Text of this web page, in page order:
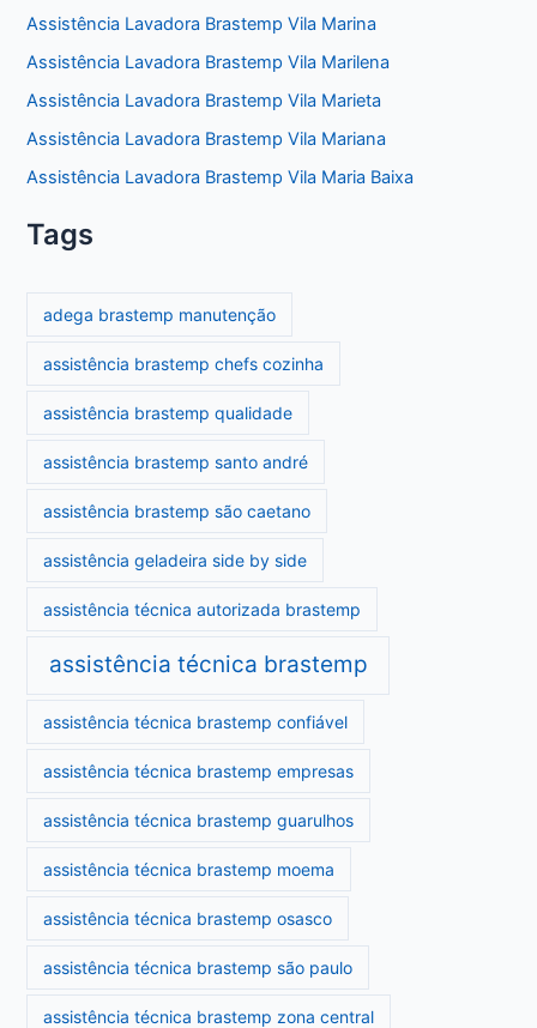
Assistência Lavadora Brastemp Vila Marina
Assistência Lavadora Brastemp Vila Marilena
Assistência Lavadora Brastemp Vila Marieta
Assistência Lavadora Brastemp Vila Mariana
Assistência Lavadora Brastemp Vila Maria Baixa
Tags
adega brastemp manutenção
assistência brastemp chefs cozinha
assistência brastemp qualidade
assistência brastemp santo andré
assistência brastemp são caetano
assistência geladeira side by side
assistência técnica autorizada brastemp
assistência técnica brastemp
assistência técnica brastemp confiável
assistência técnica brastemp empresas
assistência técnica brastemp guarulhos
assistência técnica brastemp moema
assistência técnica brastemp osasco
assistência técnica brastemp são paulo
assistência técnica brastemp zona central